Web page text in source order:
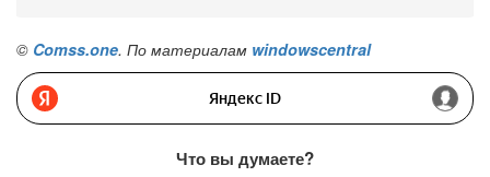
© Comss.one. По материалам windowscentral